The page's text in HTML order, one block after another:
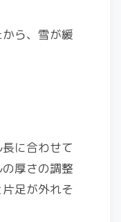
ら、雪が緩
に合わせて
厚さの調整
足が外れそ